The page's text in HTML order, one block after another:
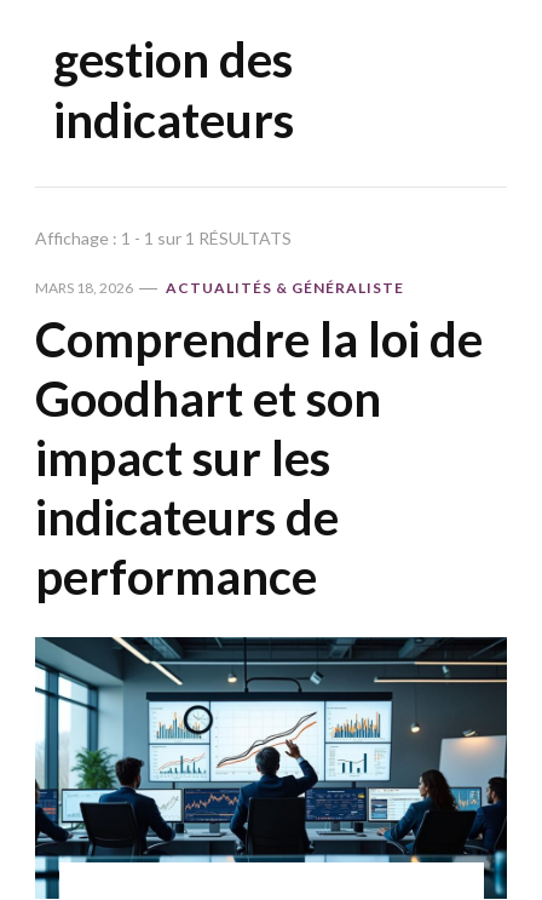
gestion des
indicateurs
Affichage : 1 - 1 sur 1 RÉSULTATS
MARS 18, 2026 ACTUALITÉS & GÉNÉRALISTE
Comprendre la loi de
Goodhart et son
impact sur les
indicateurs de
performance